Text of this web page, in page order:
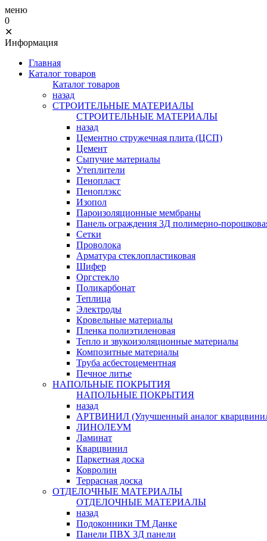
меню
0
✕
Информация
Главная
Каталог товаров
Каталог товаров
назад
СТРОИТЕЛЬНЫЕ МАТЕРИАЛЫ
СТРОИТЕЛЬНЫЕ МАТЕРИАЛЫ
назад
Цементно стружечная плита (ЦСП)
Цемент
Сыпучие материалы
Утеплители
Пенопласт
Пеноплэкс
Изопол
Пароизоляционные мембраны
Панель ограждения 3Д полимерно-
Сетки
Проволока
Арматура стеклопластиковая
Шифер
Оргстекло
Поликарбонат
Теплица
Электроды
Кровельные материалы
Пленка полиэтиленовая
Тепло и звукоизоляционные материалы
Композитные материалы
Труба асбестоцементная
Печное литье
НАПОЛЬНЫЕ ПОКРЫТИЯ
НАПОЛЬНЫЕ ПОКРЫТИЯ
назад
АРТВИНИЛ (Улучшенный аналог
ЛИНОЛЕУМ
Ламинат
Кварцвинил
Паркетная доска
Ковролин
Террасная доска
ОТДЕЛОЧНЫЕ МАТЕРИАЛЫ
ОТДЕЛОЧНЫЕ МАТЕРИАЛЫ
назад
Подоконники ТМ Данке
Панели ПВХ 3Д панели